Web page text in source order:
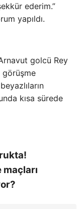
ederim.”
yapıldı.
golcü Rey
kısa sürede